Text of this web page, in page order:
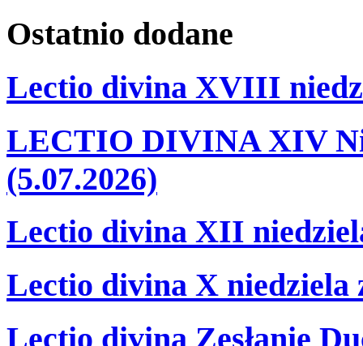
Ostatnio dodane
Lectio divina XVIII
LECTIO DIVINA XIV
(5.07.2026)
Lectio divina XII
Lectio divina X niedziela
Lectio divina Zesłanie